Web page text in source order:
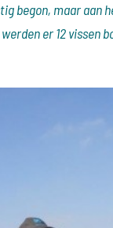
begon, maar aan
er 12 vissen